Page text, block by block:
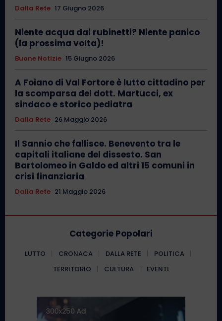
Dalla Rete 17 Giugno 2026
Niente acqua dai rubinetti? Niente panico
(la prossima volta)!
Buone Notizie 15 Giugno 2026
A Foiano di Val Fortore è lutto cittadino per
la scomparsa del dott. Martucci, ex
sindaco e storico pediatra
Dalla Rete 26 Maggio 2026
Il Sannio che fallisce. Benevento tra le
capitali italiane del dissesto. San
Bartolomeo in Galdo ed altri 15 comuni in
crisi finanziaria
Dalla Rete 21 Maggio 2026
Categorie Popolari
LUTTO CRONACA DALLA RETE
POLITICA
TERRITORIO
CULTURA EVENTI